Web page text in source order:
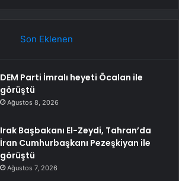
Son Eklenen
DEM Parti İmralı heyeti Öcalan ile
görüştü
Ağustos 8, 2026
Irak Başbakanı El-Zeydi, Tahran’da
İran Cumhurbaşkanı Pezeşkiyan ile
görüştü
Ağustos 7, 2026